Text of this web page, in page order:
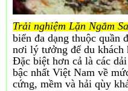
Trải nghiệm Lặn Ngắm
biển đa dạng thuộc quần
nơi lý tưởng để du khách
Đặc biệt hơn cả là các
bậc nhất Việt Nam về
cứng, mềm và hải qùy